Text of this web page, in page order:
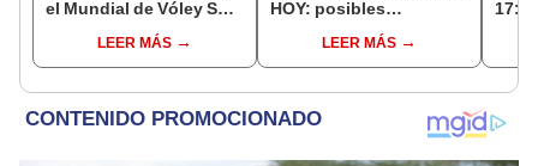
el Mundial de Vóley Sub
LEER MÁS
HOY: posibles
pronóstico, hora y canal
dónde ver partido por el
LEER MÁS
17: